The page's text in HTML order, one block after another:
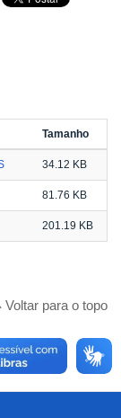
Tamanho
34.12 KB
81.76 KB
201.19 KB
Voltar para o topo